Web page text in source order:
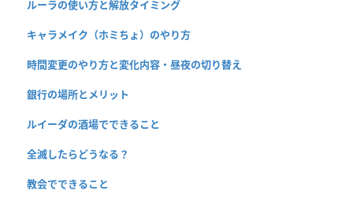
ルーラの使い方と解放タイミング
キャラメイク（ホミちょ）のやり方
時間変更のやり方と変化内容・昼夜の切り替え
銀行の場所とメリット
ルイーダの酒場でできること
全滅したらどうなる？
教会でできること